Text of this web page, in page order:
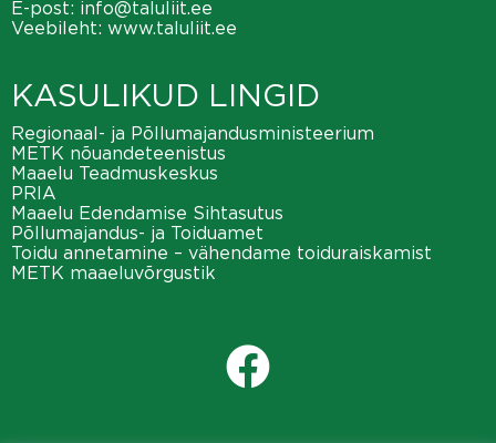
E-post: info@taluliit.ee
Veebileht: www.taluliit.ee
KASULIKUD LINGID
Regionaal- ja Põllumajandusministeerium
METK nõuandeteenistus
Maaelu Teadmuskeskus
PRIA
Maaelu Edendamise Sihtasutus
Põllumajandus- ja Toiduamet
Toidu annetamine – vähendame toiduraiskamist
METK maaeluvõrgustik